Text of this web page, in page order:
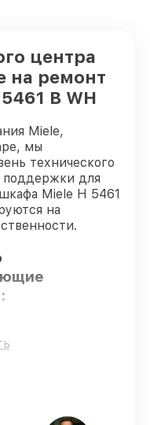
центра
на ремонт
B WH
Miele,
мы
технического
поддержки для
Miele H 5461
на